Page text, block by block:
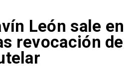
León sale en
revocación de